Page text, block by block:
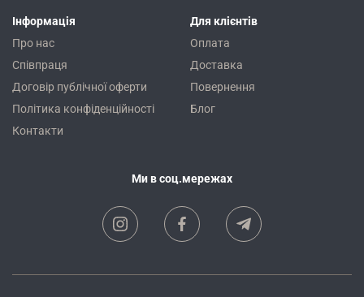
Інформація
Про нас
Співпраця
Договір публічної оферти
Політика конфіденційності
Контакти
Для клієнтів
Оплата
Доставка
Повернення
Блог
Ми в соц.мережах